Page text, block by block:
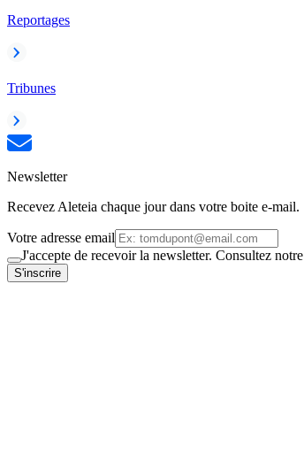
Reportages
Tribunes
Newsletter
Recevez Aleteia chaque jour dans votre boite e-mail.
Votre adresse email
J'accepte de recevoir la newsletter. Consultez notre
S'inscrire